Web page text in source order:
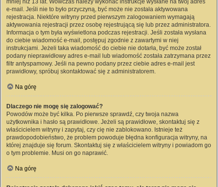
mniej niż 13 lat. Wówczas należy wykonać instrukcje wysłane na twój adres
e-mail. Jeśli nie to było przyczyną, być może nie została aktywowana
rejestracja. Niektóre witryny przed pierwszym zalogowaniem wymagają
aktywowania rejestracji przez osobę rejestrującą się lub przez administratora.
Informacja o tym była wyświetlona podczas rejestracji. Jeśli została wysłana
do ciebie wiadomość e-mail, postępuj zgodnie z zawartymi w niej
instrukcjami. Jeżeli taka wiadomość do ciebie nie dotarła, być może został
podany nieprawidłowy adres e-mail lub wiadomość została zatrzymana przez
filtr antyspamowy. Jeśli na pewno podany przez ciebie adres e-mail jest
prawidłowy, spróbuj skontaktować się z administratorem.
Na górę
Dlaczego nie mogę się zalogować?
Powodów może być kilka. Po pierwsze sprawdź, czy twoja nazwa
użytkownika i hasło są prawidłowe. Jeżeli są prawidłowe, skontaktuj się z
właścicielem witryny i zapytaj, czy cię nie zablokowano. Istnieje też
prawdopodobieństwo, że problem powoduje błędna konfiguracja witryny, na
której znajduje się forum. Skontaktuj się z właścicielem witryny i powiadom go
o tym problemie. Musi on go naprawić.
Na górę